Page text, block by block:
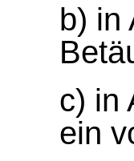
b) in
c) in
ein